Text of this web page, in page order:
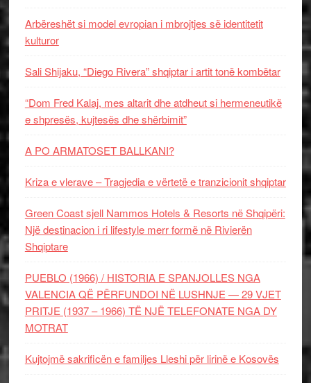
Arbëreshët si model evropian i mbrojtjes së identitetit
kulturor
Sali Shijaku, “Diego Rivera” shqiptar i artit tonë kombëtar
“Dom Fred Kalaj, mes altarit dhe atdheut si hermeneutikë
e shpresës, kujtesës dhe shërbimit”
A PO ARMATOSET BALLKANI?
Kriza e vlerave – Tragjedia e vërtetë e tranzicionit shqiptar
Green Coast sjell Nammos Hotels & Resorts në Shqipëri:
Një destinacion i ri lifestyle merr formë në Rivierën
Shqiptare
PUEBLO (1966) / HISTORIA E SPANJOLLES NGA
VALENCIA QË PËRFUNDOI NË LUSHNJE — 29 VJET
PRITJE (1937 – 1966) TË NJË TELEFONATE NGA DY
MOTRAT
Kujtojmë sakrificën e familjes Lleshi për lirinë e Kosovës